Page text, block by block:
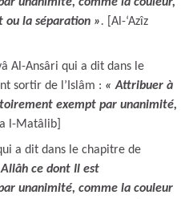
ou la séparation ». [Al-‘Azîz
Al-Ansâri qui a dit dans le
sortir de l’Islâm : « Attribuer à
exempt par unanimité,
l-Matâlib]
a dit dans le chapitre de
ce dont Il est
unanimité, comme la couleur